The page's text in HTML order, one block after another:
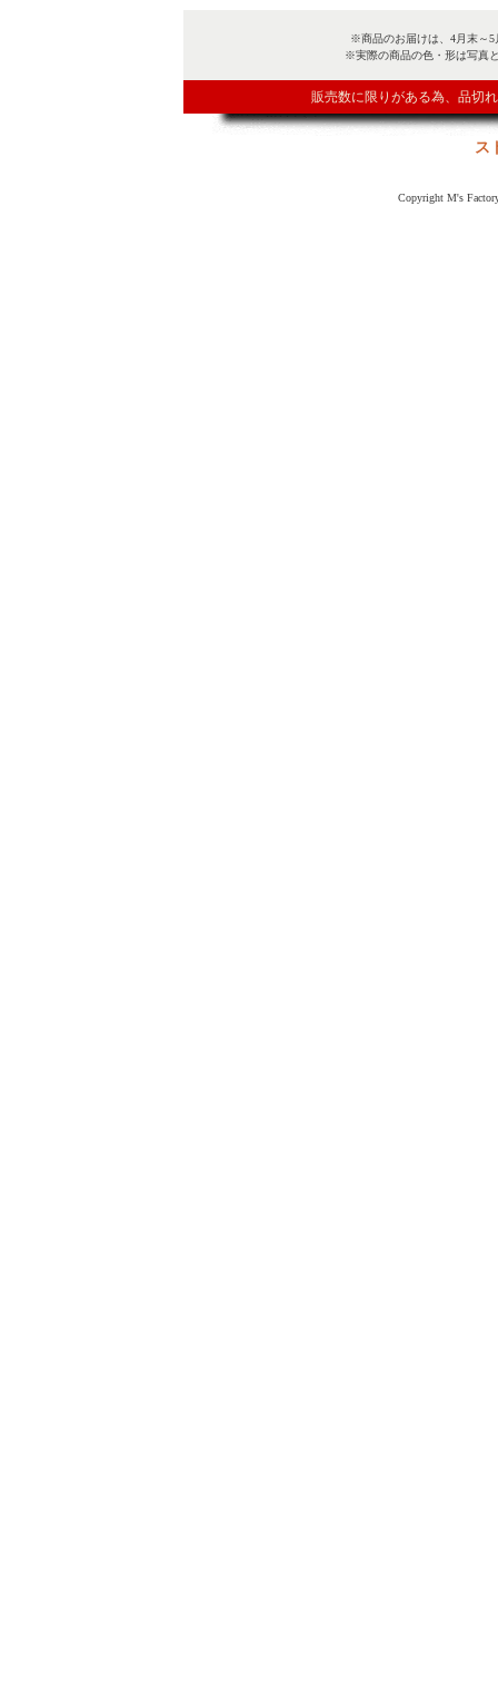
※商品のお届けは、4月末～5
※実際の商品の色・形は写真
販売数に限りがある為、品切
ス
Copyright M's